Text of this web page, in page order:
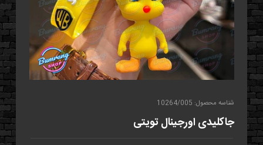
شناسه محصول: 10264/005
جاکلیدی اورجينال تویتی